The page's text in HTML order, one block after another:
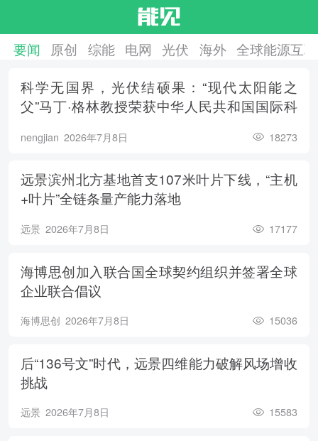
要闻 原创 综能 电网 光伏 海外 全球能源互
科学无国界，光伏结硕果：“现代太阳能之
父”马丁·格林教授荣获中华人民共和国国际科
nengjian 2026年7月8日 18273
远景滨州北方基地首支107米叶片下线，“主机
+叶片”全链条量产能力落地
远景 2026年7月8日 17177
海博思创加入联合国全球契约组织并签署全球
企业联合倡议
海博思创 2026年7月8日 15036
后“136号文”时代，远景四维能力破解风场增收
挑战
远景 2026年7月8日 15583